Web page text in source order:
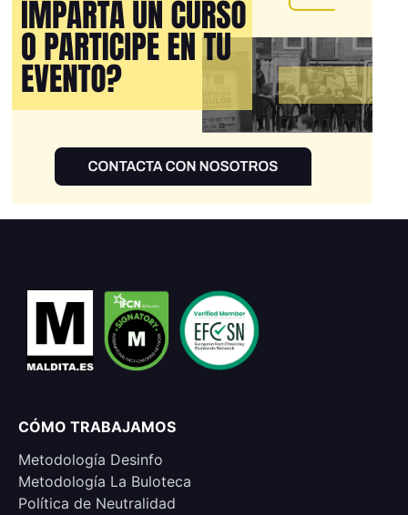
CÓMO TRABAJAMOS
Metodología Desinfo
Metodología La Buloteca
Política de Neutralidad